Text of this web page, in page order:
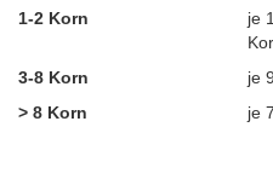
1-2 Korn
je
3-8 Korn
je
> 8 Korn
je